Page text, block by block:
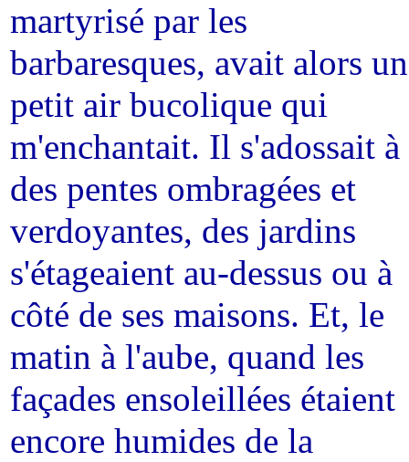
martyrisé par les
barbaresques, avait alors un
petit air bucolique qui
m'enchantait. Il s'adossait à
des pentes ombragées et
verdoyantes, des jardins
s'étageaient au-dessus ou à
côté de ses maisons. Et, le
matin à l'aube, quand les
façades ensoleillées étaient
encore humides de la